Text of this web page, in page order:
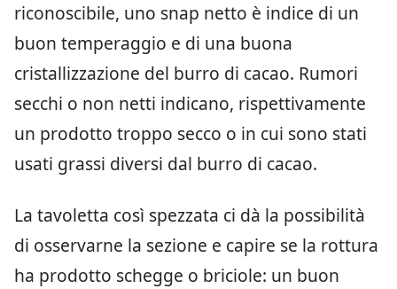
riconoscibile, uno snap netto è indice di un
buon temperaggio e di una buona
cristallizzazione del burro di cacao. Rumori
secchi o non netti indicano, rispettivamente
un prodotto troppo secco o in cui sono stati
usati grassi diversi dal burro di cacao.
La tavoletta così spezzata ci dà la possibilità
di osservarne la sezione e capire se la rottura
ha prodotto schegge o briciole: un buon